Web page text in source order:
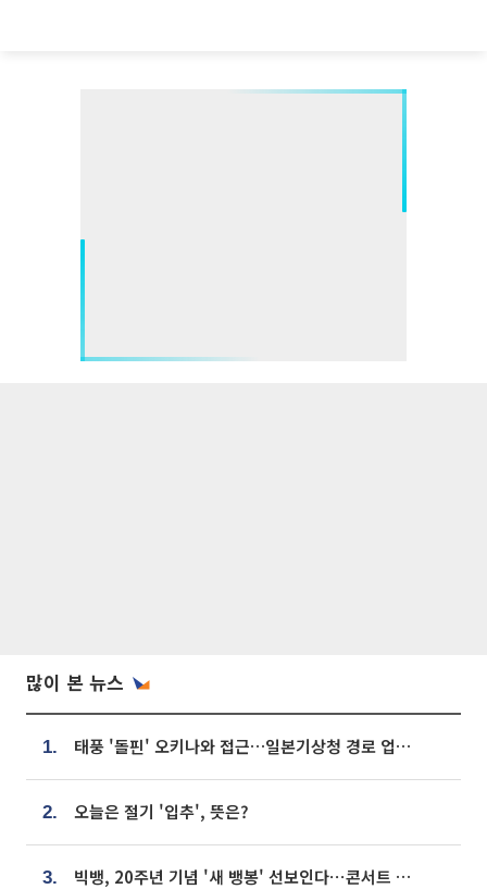
많이 본 뉴스
1. 태풍 '돌핀' 오키나와 접근…일본기상청 경로 업데이트
2. 오늘은 절기 '입추', 뜻은?
3. 빅뱅, 20주년 기념 '새 뱅봉' 선보인다⋯콘서트 앞두고 팝업 개최